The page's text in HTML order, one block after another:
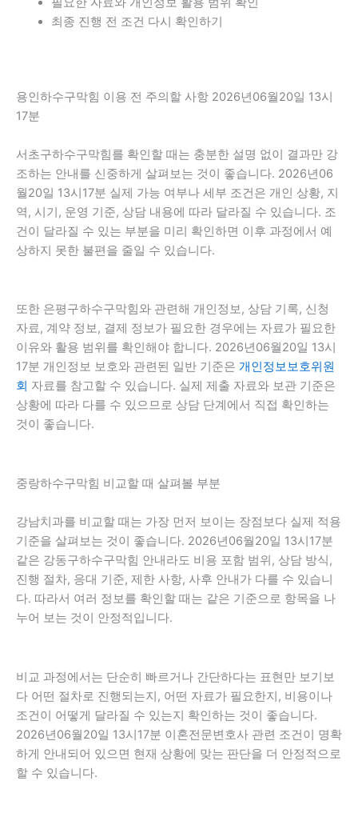
최종 진행 전 조건 다시 확인하기
용인하수구막힘 이용 전 주의할 사항 2026년06월20일 13시
17분
서초구하수구막힘를 확인할 때는 충분한 설명 없이 결과만 강
조하는 안내를 신중하게 살펴보는 것이 좋습니다. 2026년06
월20일 13시17분 실제 가능 여부나 세부 조건은 개인 상황, 지
역, 시기, 운영 기준, 상담 내용에 따라 달라질 수 있습니다. 조
건이 달라질 수 있는 부분을 미리 확인하면 이후 과정에서 예
상하지 못한 불편을 줄일 수 있습니다.
또한 은평구하수구막힘와 관련해 개인정보, 상담 기록, 신청
자료, 계약 정보, 결제 정보가 필요한 경우에는 자료가 필요한
이유와 활용 범위를 확인해야 합니다. 2026년06월20일 13시
17분 개인정보 보호와 관련된 일반 기준은 개인정보보호위원
회 자료를 참고할 수 있습니다. 실제 제출 자료와 보관 기준은
상황에 따라 다를 수 있으므로 상담 단계에서 직접 확인하는
것이 좋습니다.
중랑하수구막힘 비교할 때 살펴볼 부분
강남치과를 비교할 때는 가장 먼저 보이는 장점보다 실제 적용
기준을 살펴보는 것이 좋습니다. 2026년06월20일 13시17분
같은 강동구하수구막힘 안내라도 비용 포함 범위, 상담 방식,
진행 절차, 응대 기준, 제한 사항, 사후 안내가 다를 수 있습니
다. 따라서 여러 정보를 확인할 때는 같은 기준으로 항목을 나
누어 보는 것이 안정적입니다.
비교 과정에서는 단순히 빠르거나 간단하다는 표현만 보기보
다 어떤 절차로 진행되는지, 어떤 자료가 필요한지, 비용이나
조건이 어떻게 달라질 수 있는지 확인하는 것이 좋습니다.
2026년06월20일 13시17분 이혼전문변호사 관련 조건이 명확
하게 안내되어 있으면 현재 상황에 맞는 판단을 더 안정적으로
할 수 있습니다.